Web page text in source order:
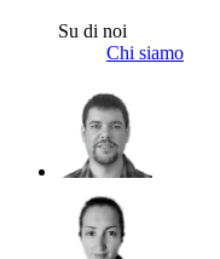
Su di noi
Chi siamo